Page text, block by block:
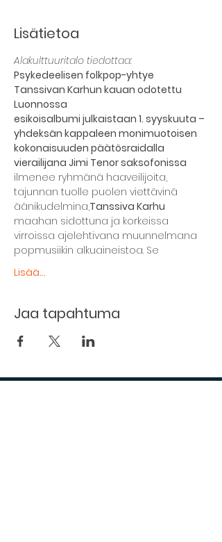
Lisätietoa
Alakulttuuritalo tiedottaa:
Psykedeelisen folkpop-yhtye
Tanssivan Karhun kauan odotettu
Luonnossa
esikoisalbumi julkaistaan 1. syyskuuta –
yhdeksän kappaleen monimuotoisen
kokonaisuuden päätösraidalla
vierailijana Jimi Tenor saksofonissa
ilmenee ryhmänä haaveilijoita,
tajunnan tuolle puolen viettävinä
äänikudelmina,Tanssiva Karhu
maahan sidottuna ja korkeissa
virroissa ajelehtivana muunnelmana
popmusiikin alkuaineistoa. Se
Lisää...
Jaa tapahtuma